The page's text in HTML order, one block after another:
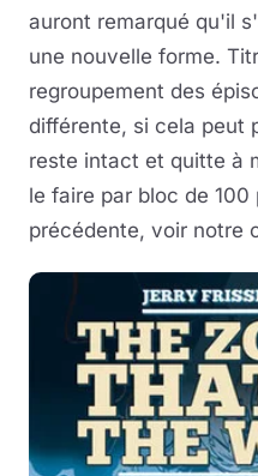
auront remarqué qu'il
une nouvelle forme.
regroupement des
différente, si cela peut
reste intact et quitte à
le faire par bloc de
précédente, voir notre